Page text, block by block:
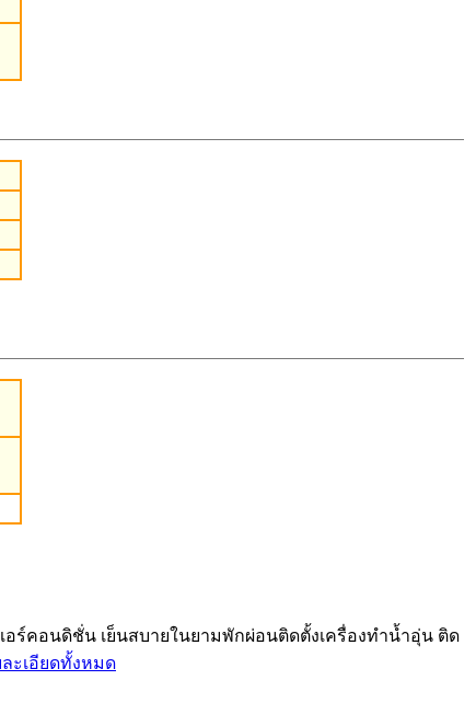
ร์คอนดิชั่น เย็นสบายในยามพักผ่อนติดตั้งเครื่องทำน้ำอุ่น ติด
ละเอียดทั้งหมด